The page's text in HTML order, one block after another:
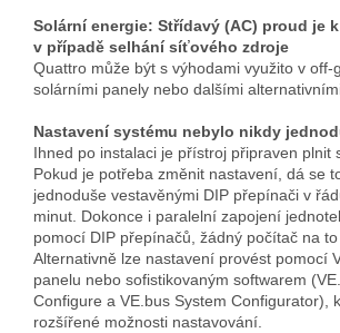
Solární energie: Střídavý (AC) proud je
v případě selhání síťového zdroje
Quattro může být s výhodami využito v off-
solárními panely nebo dalšími
Nastavení systému nebylo nikdy
Ihned po instalaci je přístroj připraven plnit
Pokud je potřeba změnit nastavení, dá se
jednoduše vestavěnými DIP přepínači v
minut. Dokonce i paralelní zapojení
pomocí DIP přepínačů, žádný počítač na
Alternativně lze nastavení provést pomocí
panelu nebo sofistikovaným softwarem
Configure a VE.bus System Configurator),
rozšířené možnosti nastavování.